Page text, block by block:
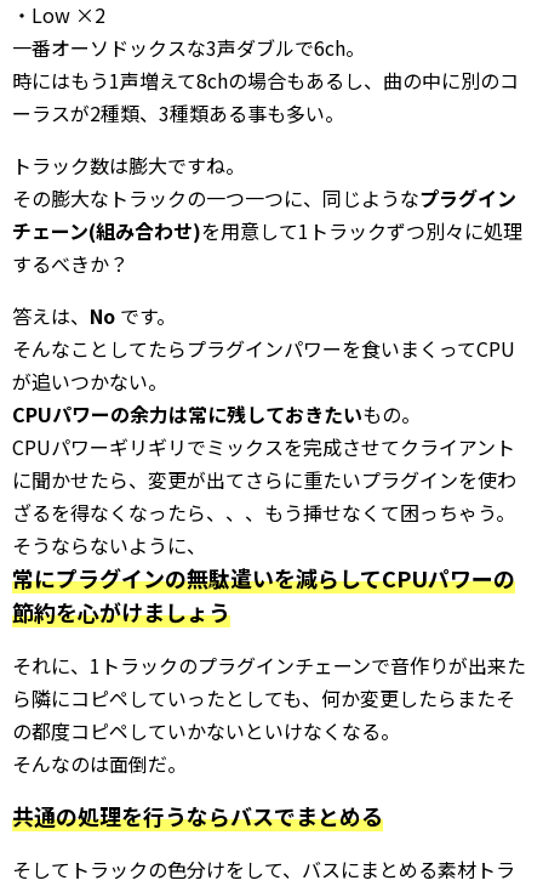
・Low ×2
一番オーソドックスな3声ダブルで6ch。
時にはもう1声増えて8chの場合もあるし、曲の中に別のコ
ーラスが2種類、3種類ある事も多い。
トラック数は膨大ですね。
その膨大なトラックの一つ一つに、同じようなプラグイン
チェーン(組み合わせ)を用意して1トラックずつ別々に処理
するべきか？
答えは、 No です。
そんなことしてたらプラグインパワーを食いまくってCPU
が追いつかない。
CPUパワーの余力は常に残しておきたいもの。
CPUパワーギリギリでミックスを完成させてクライアント
に聞かせたら、変更が出てさらに重たいプラグインを使わ
ざるを得なくなったら、、、もう挿せなくて困っちゃう。
そうならないように、
常にプラグインの無駄遣いを減らしてCPUパワーの
節約を心がけましょう
それに、1トラックのプラグインチェーンで音作りが出来た
ら隣にコピペしていったとしても、何か変更したらまたそ
の都度コピペしていかないといけなくなる。
そんなのは面倒だ。
共通の処理を行うならバスでまとめる
そしてトラックの色分けをして、バスにまとめる素材トラ